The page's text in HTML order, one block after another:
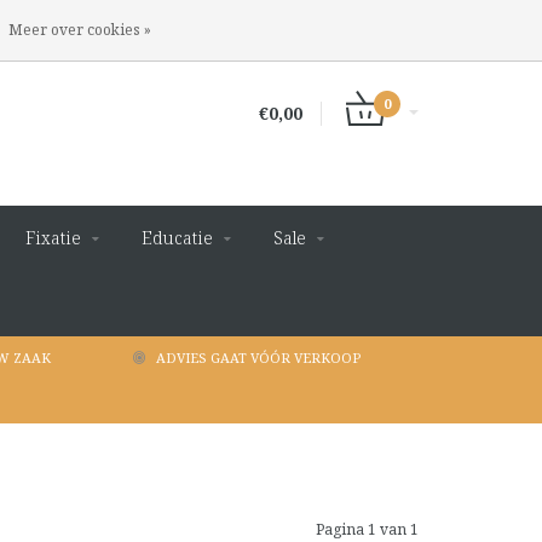
€0,00 0
Fixatie Educatie Sale
ZAAK ADVIES GAAT VÓÓR VERKOOP
Pagina 1 van 1
Meer over cookies »